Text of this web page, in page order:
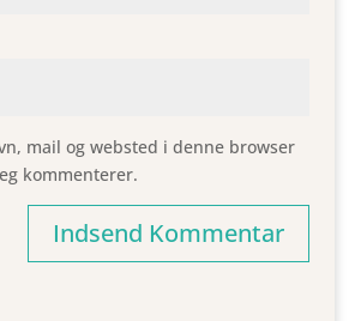
mail og websted i denne browser
kommenterer.